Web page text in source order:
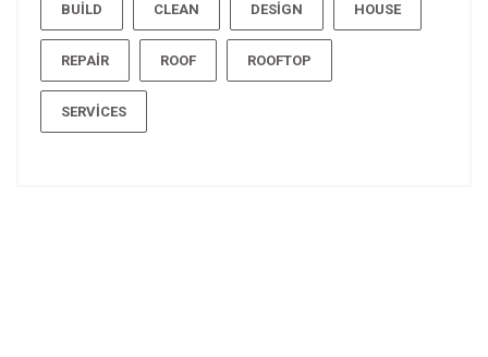
BUILD CLEAN DESIGN HOUSE
REPAIR ROOF ROOFTOP
SERVICES